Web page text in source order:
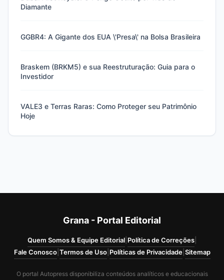
Diamante
GGBR4: A Gigante dos EUA \'Presa\' na Bolsa Brasileira
Braskem (BRKM5) e sua Reestruturação: Guia para o
Investidor
VALE3 e Terras Raras: Como Proteger seu Patrimônio
Hoje
Grana - Portal Editorial
Quem Somos & Equipe Editorial| Política de Correções|
Fale Conosco| Termos de Uso| Políticas de Privacidade| Sitemap
O portal Autopress disponibiliza conteúdos analíticos e educacionais